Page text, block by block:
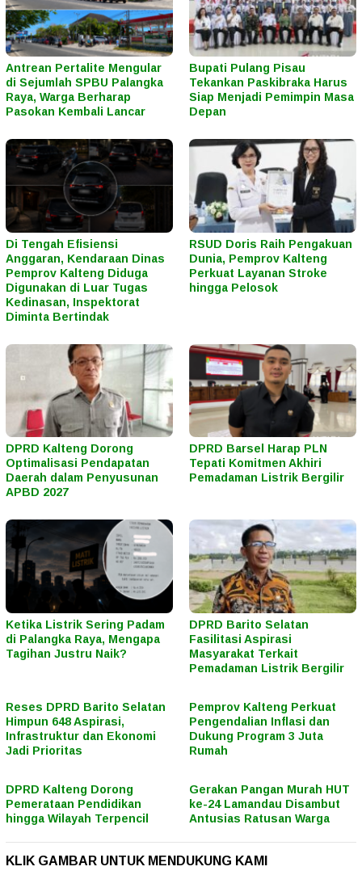
Antrean Pertalite Mengular
di Sejumlah SPBU Palangka
Raya, Warga Berharap
Pasokan Kembali Lancar
Bupati Pulang Pisau
Tekankan Paskibraka Harus
Siap Menjadi Pemimpin Masa
Depan
Di Tengah Efisiensi
Anggaran, Kendaraan Dinas
Pemprov Kalteng Diduga
Digunakan di Luar Tugas
Kedinasan, Inspektorat
Diminta Bertindak
RSUD Doris Raih Pengakuan
Dunia, Pemprov Kalteng
Perkuat Layanan Stroke
hingga Pelosok
DPRD Kalteng Dorong
Optimalisasi Pendapatan
Daerah dalam Penyusunan
APBD 2027
DPRD Barsel Harap PLN
Tepati Komitmen Akhiri
Pemadaman Listrik Bergilir
Ketika Listrik Sering Padam
di Palangka Raya, Mengapa
Tagihan Justru Naik?
DPRD Barito Selatan
Fasilitasi Aspirasi
Masyarakat Terkait
Pemadaman Listrik Bergilir
Reses DPRD Barito Selatan
Himpun 648 Aspirasi,
Infrastruktur dan Ekonomi
Jadi Prioritas
Pemprov Kalteng Perkuat
Pengendalian Inflasi dan
Dukung Program 3 Juta
Rumah
DPRD Kalteng Dorong
Pemerataan Pendidikan
hingga Wilayah Terpencil
Gerakan Pangan Murah HUT
ke-24 Lamandau Disambut
Antusias Ratusan Warga
KLIK GAMBAR UNTUK MENDUKUNG KAMI